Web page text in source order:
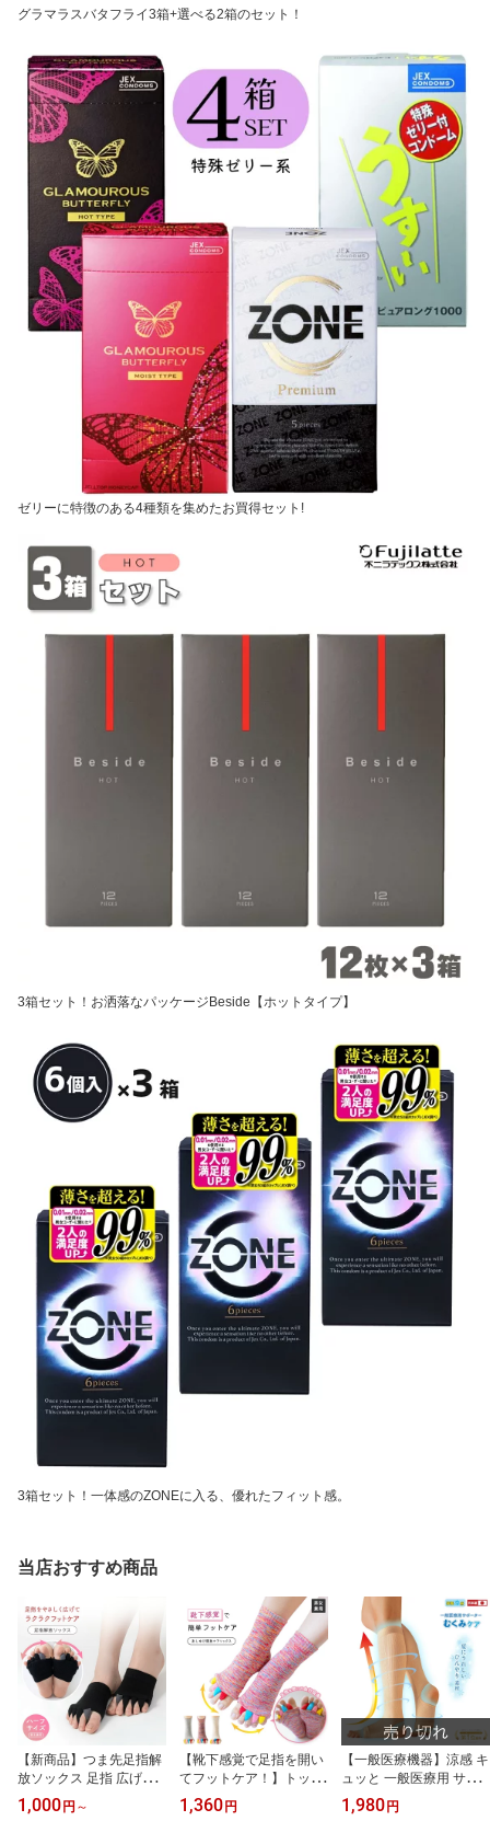
グラマラスバタフライ3箱+選べる2箱のセット！
ゼリーに特徴のある4種類を集めたお買得セット!
3箱セット！お洒落なパッケージBeside【ホットタイプ】
3箱セット！一体感のZONEに入る、優れたフィット感。
当店おすすめ商品
【新商品】つま先足指解
放ソックス 足指 広げる 5
本指 外反母趾 足指スト
レッチ セパレーター 男
1,000 円 ～
【靴下感覚で足指を開い
てフットケア！】トップ
マン工業 あしゆび開放ケ
アソックス 足指 広げる
1,360 円
【一般医療機器】涼感 キ
ュッと 一般医療用 サポ
ーター メンズ レディー
ス 着圧 夏用 ひんやり 接
1,980 円